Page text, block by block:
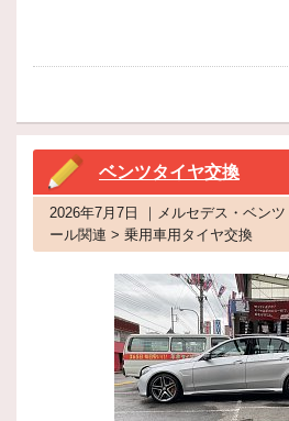
ベンツタイヤ交換
2026年7月7日 ｜メルセデス・ベン
ール関連 > 乗用車用タイヤ交換